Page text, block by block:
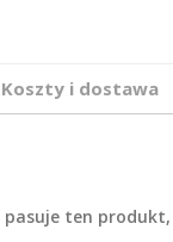
Koszty i dostawa
ten